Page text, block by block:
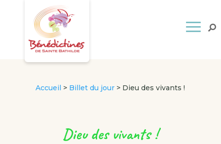
Accueil > Billet du jour > Dieu des vivants !
Dieu des vivants !